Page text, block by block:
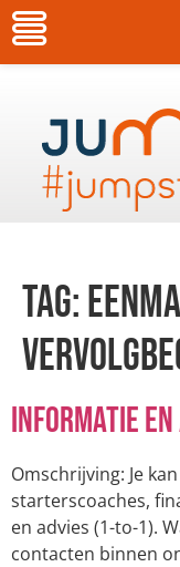
Tag:
Informatie en
Omschrijving: Je
starterscoaches,
en advies (1-to-1).
contacten binnen